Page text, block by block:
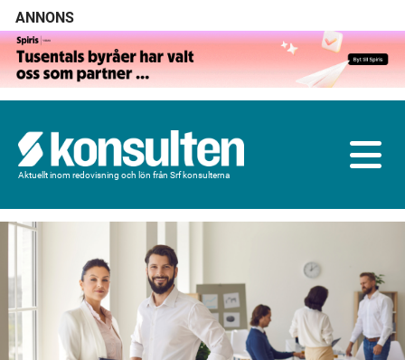
ANNONS
Aktuellt inom redovisning och lön från Srf konsulterna